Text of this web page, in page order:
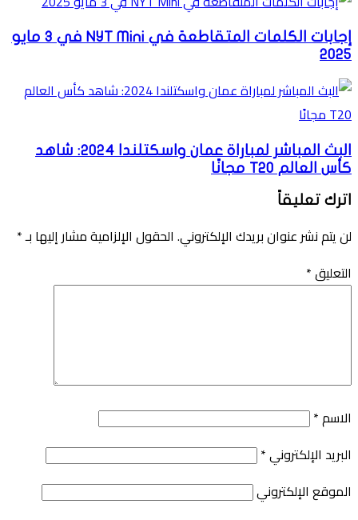
إجابات الكلمات المتقاطعة في NYT Mini في 3 مايو
2025
البث المباشر لمباراة عمان واسكتلندا 2024: شاهد
كأس العالم T20 مجانًا
اترك تعليقاً
لن يتم نشر عنوان بريدك الإلكتروني. الحقول الإلزامية مشار إليها بـ*
التعليق*
الاسم*
البريد الإلكتروني*
الموقع الإلكتروني